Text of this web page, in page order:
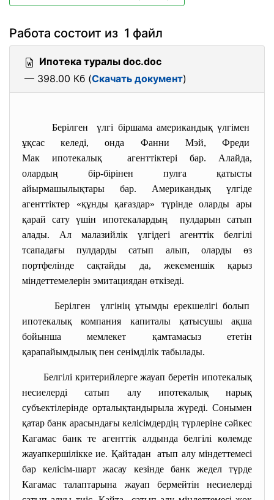
Работа состоит из 1 файл
Ипотека туралы doc.doc
— 398.00 Кб (Скачать документ)
Берілген үлгі біршама американдық үлгімен
ұқсас келеді, онда Фанни Мэй, Фреди
Мак ипотекалық агенттіктері бар. Алайда,
олардың бір-бірінен пулға қатысты
айырмашылықтары бар. Американдық үлгіде
агенттіктер «құнды қағаздар» түрінде оларды ары
қарай сату үшін ипотекалардың пулдарын сатып
алады. Ал малазийлік үлгідегі агенттік белгілі
тсападағы пулдарды сатып алып, оларды өз
портфелінде сақтайды да, жекеменшік қарыз
міндеттемелерін эмитациядан өткізеді.
Берілген үлгінің ұтымды ерекшелігі болып
ипотекалық компания капиталы қатысушы ақша
бойынша мемлекет қамтамасыз ететін
қарапайымдылық пен сенімділік табылады.
Белгілі критерийлерге жауап беретін ипотекалық
несиелерді сатып алу ипотекалық нарық
субъектілерінде орталықтандырыла жүреді. Сонымен
қатар банк арасындағы келісімдердің түрлеріне сәйкес
Кагамас банк те агенттік алдында белгілі көлемде
жауапкершілікке ие. Қайтадан атып алу міндеттемесі
бар келісім-шарт жасау кезінде банк жедел түрде
Кагамас талаптарына жауап бермейтін несиелерді